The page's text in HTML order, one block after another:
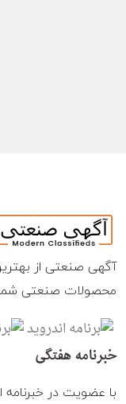
آگهی صنعتی از
محصولات صنعتی شما
خبرنامه هفتگی
با عضویت در